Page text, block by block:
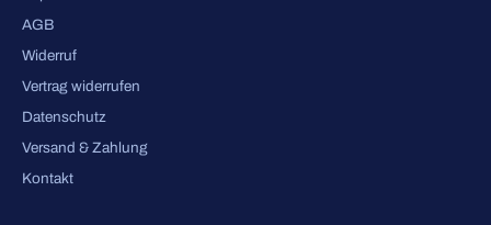
AGB
Widerruf
Vertrag widerrufen
Datenschutz
Versand & Zahlung
Kontakt